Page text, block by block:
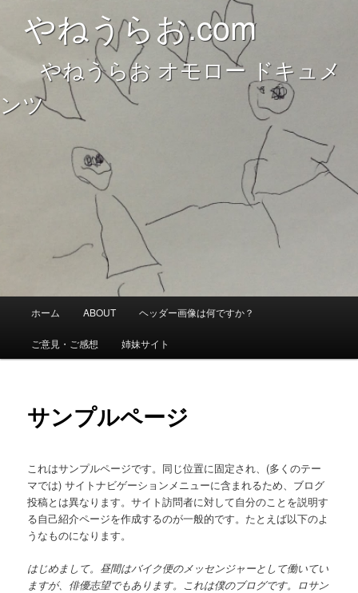
やねうらお.com
やねうらお.com
やねうらお オモロー ドキュメ
ンツ
メ
メ
イ
コ
テ
ン
へ
ホーム ABOUT ヘッダー画像は何ですか？
ご意見・ご感想 姉妹サイト
サンプルページ
これはサンプルページです。同じ位置に固定され、(多くのテー
マでは) サイトナビゲーションメニューに含まれるため、ブログ
投稿とは異なります。サイト訪問者に対して自分のことを説明す
る自己紹介ページを作成するのが一般的です。たとえば以下のよ
うなものになります。
はじめまして。昼間はバイク便のメッセンジャーとして働いてい
ますが、俳優志望でもあります。これは僕のブログです。ロサン